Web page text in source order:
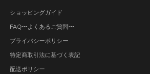
ショッピングガイド
FAQ〜よくあるご質問〜
プライバシーポリシー
特定商取引法に基づく表記
配送ポリシー